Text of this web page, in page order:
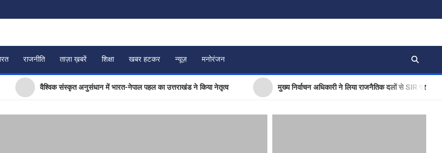
राजनीति ताज़ा ख़बरें शिक्षा खबर हटकर न्यूज़ मनोरंजन
वैश्विक संस्कृत अनुसंधान में भारत-नेपाल पहल का उत्तराखंड ने किया नेतृत्व मुख्य निर्वाचन अधिकारी ने लिया राजनैतिक दलों से SIR पर फीडबैक